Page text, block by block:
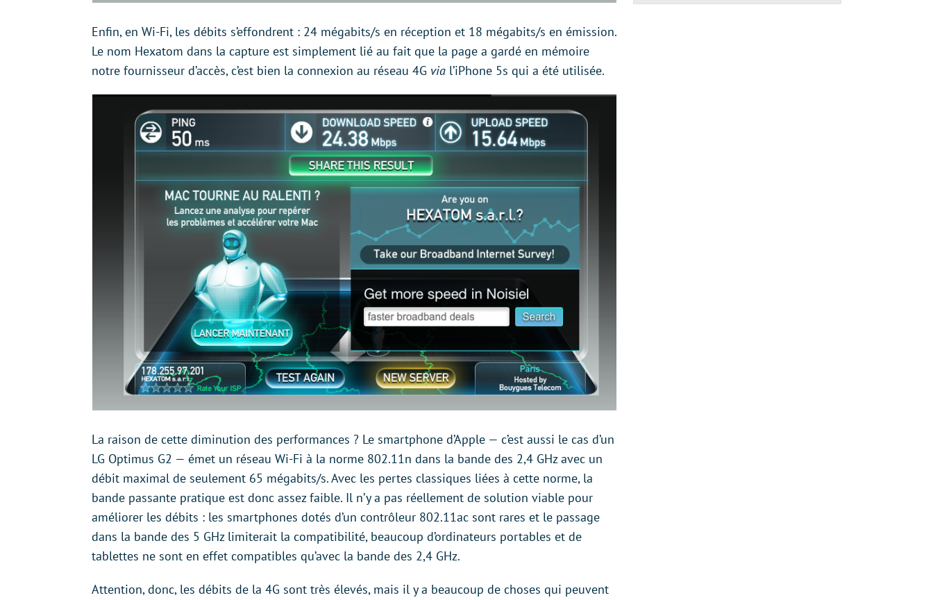
Enfin, en Wi-Fi, les débits s’effondrent : 24 mégabits/s en réception et 18 mégabits/s en émission.
Le nom Hexatom dans la capture est simplement lié au fait que la page a gardé en mémoire
notre fournisseur d’accès, c’est bien la connexion au réseau 4G via l’iPhone 5s qui a été utilisée.
La raison de cette diminution des performances ? Le smartphone d’Apple — c’est aussi le cas d’un
LG Optimus G2 — émet un réseau Wi-Fi à la norme 802.11n dans la bande des 2,4 GHz avec un
débit maximal de seulement 65 mégabits/s. Avec les pertes classiques liées à cette norme, la
bande passante pratique est donc assez faible. Il n’y a pas réellement de solution viable pour
améliorer les débits : les smartphones dotés d’un contrôleur 802.11ac sont rares et le passage
dans la bande des 5 GHz limiterait la compatibilité, beaucoup d’ordinateurs portables et de
tablettes ne sont en effet compatibles qu’avec la bande des 2,4 GHz.
Attention, donc, les débits de la 4G sont très élevés, mais il y a beaucoup de choses qui peuvent